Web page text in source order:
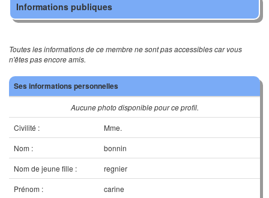
Informations publiques
Toutes les informations de ce membre ne sont pas accessibles car vous
n'êtes pas encore amis.
Ses informations personnelles
Aucune photo disponible pour ce profil.
Civilité :
Mme.
Nom :
bonnin
Nom de jeune fille :
regnier
Prénom :
carine